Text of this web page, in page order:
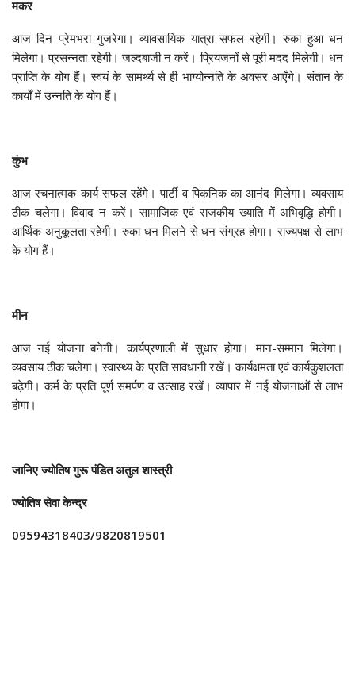
मकर
आज दिन प्रेमभरा गुजरेगा। व्यावसायिक यात्रा सफल रहेगी। रुका हुआ धन
मिलेगा। प्रसन्नता रहेगी। जल्दबाजी न करें। प्रियजनों से पूरी मदद मिलेगी। धन
प्राप्ति के योग हैं। स्वयं के सामर्थ्य से ही भाग्योन्नति के अवसर आएँगे। संतान के
कार्यों में उन्नति के योग हैं।
कुंभ
आज रचनात्मक कार्य सफल रहेंगे। पार्टी व पिकनिक का आनंद मिलेगा। व्यवसाय
ठीक चलेगा। विवाद न करें। सामाजिक एवं राजकीय ख्याति में अभिवृद्धि होगी।
आर्थिक अनुकूलता रहेगी। रुका धन मिलने से धन संग्रह होगा। राज्यपक्ष से लाभ
के योग हैं।
मीन
आज नई योजना बनेगी। कार्यप्रणाली में सुधार होगा। मान-सम्मान मिलेगा।
व्यवसाय ठीक चलेगा। स्वास्थ्य के प्रति सावधानी रखें। कार्यक्षमता एवं कार्यकुशलता
बढ़ेगी। कर्म के प्रति पूर्ण समर्पण व उत्साह रखें। व्यापार में नई योजनाओं से लाभ
होगा।
जानिए ज्योतिष गुरू पंडित अतुल शास्त्री
ज्योतिष सेवा केन्द्र
09594318403/9820819501